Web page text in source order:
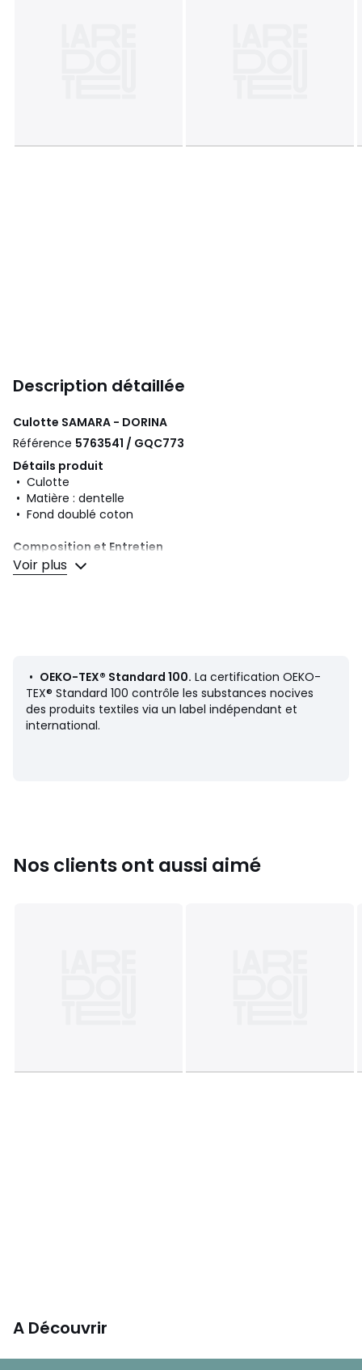
Description détaillée
Culotte SAMARA - DORINA
Référence 5763541 / GQC773
Détails produit
• Culotte
• Matière : dentelle
• Fond doublé coton
Composition et Entretien
• 57% viscose, 38% coton, 5% élasthanne
• Pour l'entretien, merci de vous référer aux indications
Voir plus
• OEKO-TEX® Standard 100. La certification OEKO-
TEX® Standard 100 contrôle les substances nocives
des produits textiles via un label indépendant et
international.
Nos clients ont aussi aimé
A Découvrir